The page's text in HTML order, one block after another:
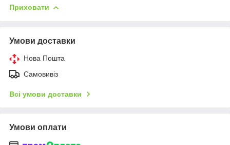
Приховати
Умови доставки
Нова Пошта
Самовивіз
Всі умови доставки
Умови оплати